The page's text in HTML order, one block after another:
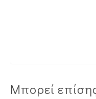
Μπορεί